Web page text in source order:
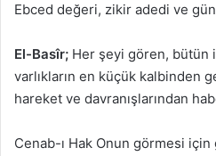
Ebced değeri, zikir adedi ve
El-Basîr; Her şeyi gören, bütün
varlıkların en küçük kalbinden
hareket ve davranışlarından
Cenab-ı Hak Onun görmesi